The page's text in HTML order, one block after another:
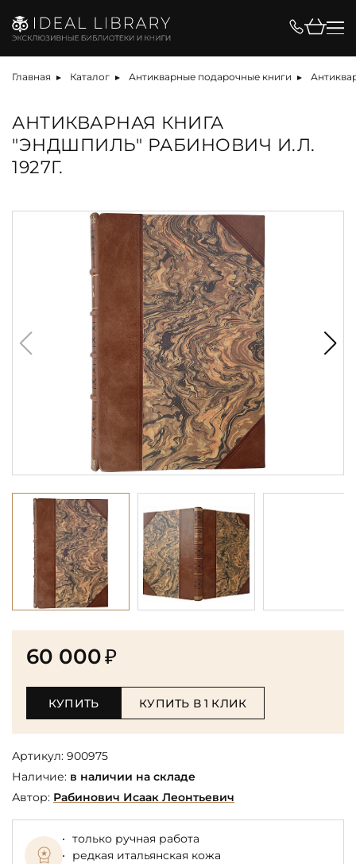
Главная Каталог Антикварные подарочные книги
АНТИКВАРНАЯ КНИГА
"ЭНДШПИЛЬ" РАБИНОВИЧ И.Л.
1927Г.
60 000₽
КУПИТЬ КУПИТЬ В 1 КЛИК
Артикул: 900975
Наличие: в наличии на складе
Автор: Рабинович Исаак Леонтьевич
только ручная работа
редкая итальянская кожа